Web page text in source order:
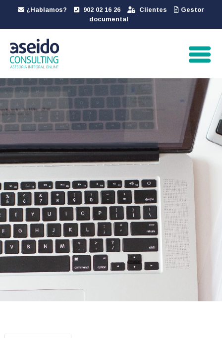
¿Hablamos? 902 02 16 26 Clientes
Gestor
documental